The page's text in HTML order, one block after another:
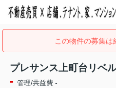
この物件の募集は
プレサンス上町台リベ
- 管理/共益費 -